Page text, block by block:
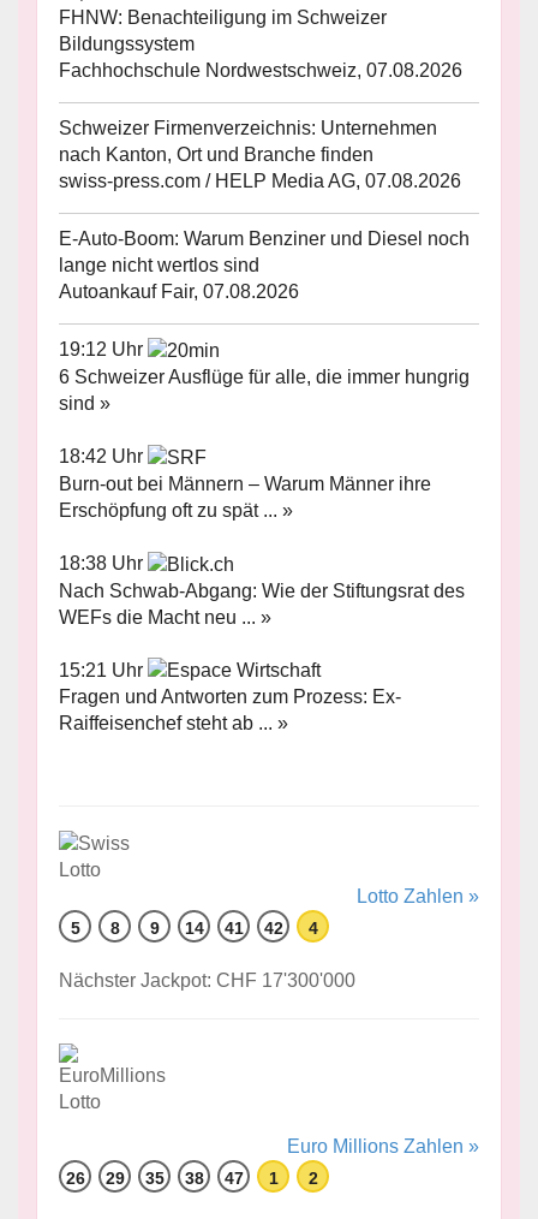
FHNW: Benachteiligung im Schweizer
Bildungssystem
Fachhochschule Nordwestschweiz, 07.08.2026
Schweizer Firmenverzeichnis: Unternehmen
nach Kanton, Ort und Branche finden
swiss-press.com / HELP Media AG, 07.08.2026
E-Auto-Boom: Warum Benziner und Diesel noch
lange nicht wertlos sind
Autoankauf Fair, 07.08.2026
19:12 Uhr
6 Schweizer Ausflüge für alle, die immer hungrig
sind »
18:42 Uhr
Burn-out bei Männern – Warum Männer ihre
Erschöpfung oft zu spät ... »
18:38 Uhr
Nach Schwab-Abgang: Wie der Stiftungsrat des
WEFs die Macht neu ... »
15:21 Uhr
Fragen und Antworten zum Prozess: Ex-
Raiffeisenchef steht ab ... »
Lotto Zahlen »
5 8 9 14 41 42 4
Nächster Jackpot: CHF 17'300'000
Euro Millions Zahlen »
26 29 35 38 47 1 2